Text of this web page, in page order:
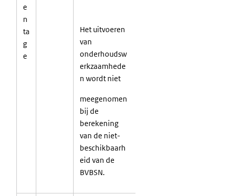
e
n
ta
g
e
Het uitvoeren
van
onderhoudsw
erkzaamhede
n wordt niet
meegenomen
bij de
berekening
van de niet-
beschikbaarh
eid van de
BVBSN.